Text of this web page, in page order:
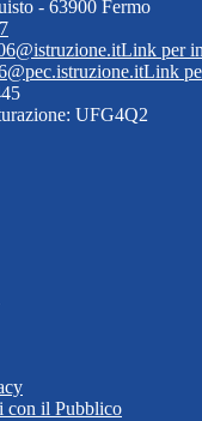
- 63900 Fermo
Link per
Link
UFG4Q2
con il Pubblico